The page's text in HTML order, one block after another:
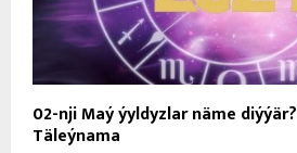
02-nji Maý ýyldyzlar näme
Täleýnama